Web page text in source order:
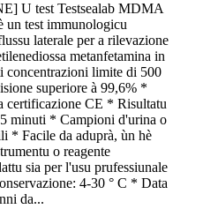
U test Testsealab MDMA
un test immunologicu
laterale per a rilevazione
metanfetamina in
concentrazioni limite di 500
superiore à 99,6% *
certificazione CE * Risultatu
minuti * Campioni d'urina o
* Facile da aduprà, ùn hè
o reagente
sia per l'usu prufessiunale
4-30 ° C * Data
da...